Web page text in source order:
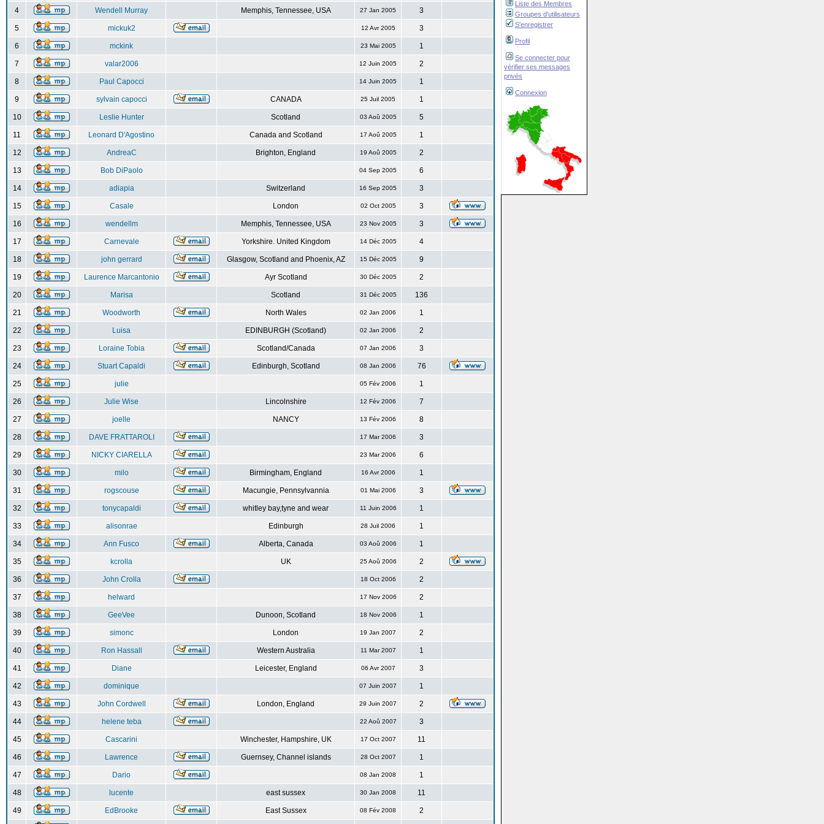
Liste des Membres
Groupes d'utilisateurs
S'enregistrer
Profil
Se connecter pour
vérifier ses messages
privés
Connexion
4 Wendell Murray Memphis, Tennessee, USA 27 Jan 2005 3
5 mickuk2 12 Avr 2005 3
6 mckink 23 Mai 2005 1
7 valar2006 12 Juin 2005 2
8 Paul Capocci 14 Juin 2005 1
9 sylvain capocci CANADA 25 Juil 2005 1
10 Leslie Hunter Scotland 03 Aoû 2005 5
11 Leonard D'Agostino Canada and Scotland 17 Aoû 2005 1
12 AndreaC Brighton, England 19 Aoû 2005 2
13 Bob DiPaolo 04 Sep 2005 6
14 adiapia Switzerland 16 Sep 2005 3
15 Casale London 02 Oct 2005 3
16 wendellm Memphis, Tennessee, USA 23 Nov 2005 3
17 Carnevale Yorkshire. United Kingdom 14 Déc 2005 4
18 john gerrard Glasgow, Scotland and Phoenix, AZ 15 Déc 2005 9
19 Laurence Marcantonio Ayr Scotland 30 Déc 2005 2
20 Marisa Scotland 31 Déc 2005 136
21 Woodworth North Wales 02 Jan 2006 1
22 Luisa EDINBURGH (Scotland) 02 Jan 2006 2
23 Loraine Tobia Scotland/Canada 07 Jan 2006 3
24 Stuart Capaldi Edinburgh, Scotland 08 Jan 2006 76
25 julie 05 Fév 2006 1
26 Julie Wise Lincolnshire 12 Fév 2006 7
27 joelle NANCY 13 Fév 2006 8
28 DAVE FRATTAROLI 17 Mar 2006 3
29 NICKY CIARELLA 23 Mar 2006 6
30 milo Birmingham, England 16 Avr 2006 1
31 rogscouse Macungie, Pennsylvannia 01 Mai 2006 3
32 tonycapaldi whitley bay,tyne and wear 11 Juin 2006 1
33 alisonrae Edinburgh 28 Juil 2006 1
34 Ann Fusco Alberta, Canada 03 Aoû 2006 1
35 kcrolla UK 25 Aoû 2006 2
36 John Crolla 18 Oct 2006 2
37 helward 17 Nov 2006 2
38 GeeVee Dunoon, Scotland 18 Nov 2006 1
39 simonc London 19 Jan 2007 2
40 Ron Hassall Western Australia 11 Mar 2007 1
41 Diane Leicester, England 06 Avr 2007 3
42 dominique 07 Juin 2007 1
43 John Cordwell London, England 29 Juin 2007 2
44 helene teba 22 Aoû 2007 3
45 Cascarini Winchester, Hampshire, UK 17 Oct 2007 11
46 Lawrence Guernsey, Channel islands 28 Oct 2007 1
47 Dario 08 Jan 2008 1
48 lucente east sussex 30 Jan 2008 11
49 EdBrooke East Sussex 08 Fév 2008 2